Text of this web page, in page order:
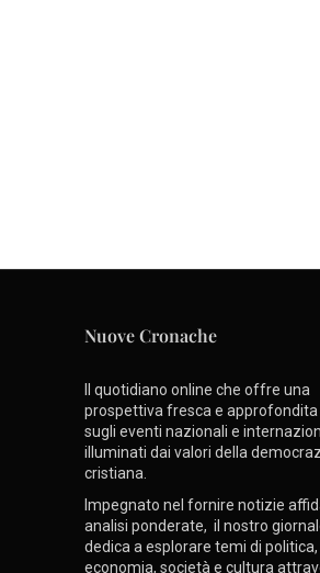
Nuove Cronache
Il quotidiano online che offre una
prospettiva fresca e approfondita
sugli eventi nazionali e
illuminati dai valori della
cristiana.
Impegnato nel fornire notizie
analisi ponderate, il nostro
dedica a esplorare temi di politica,
economia, società e cultura